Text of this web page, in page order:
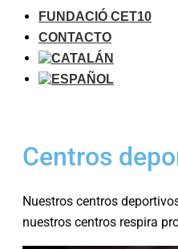
FUNDACIÓ CET10
CONTACTO
Centros
Nuestros centros
nuestros centros respira